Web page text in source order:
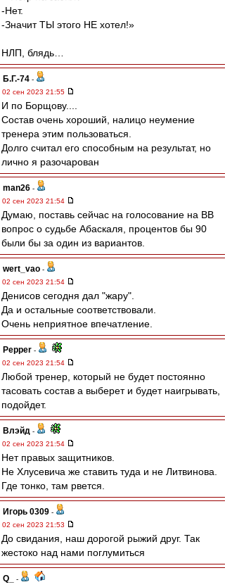
-Нет.
-Значит ТЫ этого НЕ хотел!»
НЛП, блядь…
Б.Г.-74 -
02 сен 2023 21:55
И по Борщову....
Состав очень хороший, налицо неумение
тренера этим пользоваться.
Долго считал его способным на результат, но
лично я разочарован
man26 -
02 сен 2023 21:54
Думаю, поставь сейчас на голосование на ВВ
вопрос о судьбе Абаскаля, процентов бы 90
были бы за один из вариантов.
wert_vao -
02 сен 2023 21:54
Денисов сегодня дал "жару".
Да и остальные соответствовали.
Очень неприятное впечатление.
Pepper -
02 сен 2023 21:54
Любой тренер, который не будет постоянно
тасовать состав а выберет и будет наигрывать,
подойдет.
Влэйд -
02 сен 2023 21:54
Нет правых защитников.
Не Хлусевича же ставить туда и не Литвинова.
Где тонко, там рвется.
Игорь 0309 -
02 сен 2023 21:53
До свидания, наш дорогой рыжий друг. Так
жестоко над нами поглумиться
Q_ -